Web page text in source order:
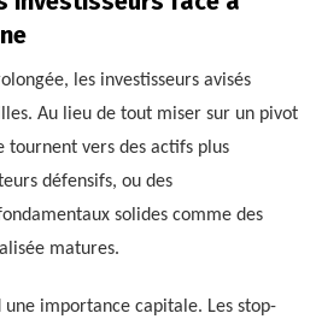
les investisseurs avisés
Au lieu de tout miser sur un pivot
vers des actifs plus
défensifs, ou des
solides comme des
matures.
importance capitale. Les stop-